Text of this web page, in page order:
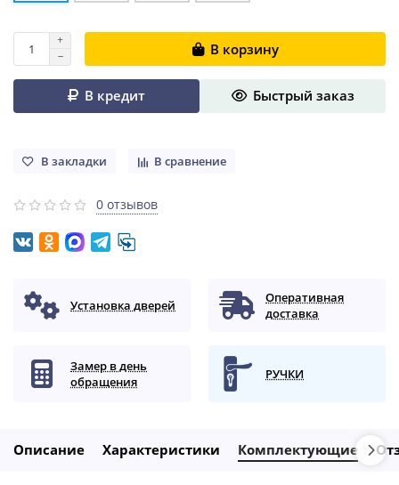
В корзину
В кредит Быстрый заказ
В закладки В сравнение
0 отзывов
Установка дверей
Оперативная
доставка
Замер в день
обращения
РУЧКИ
Описание Характеристики Комплектующие